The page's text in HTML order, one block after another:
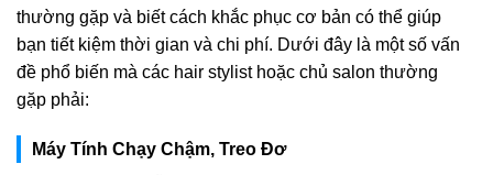
thường gặp và biết cách khắc phục cơ bản có thể giúp
bạn tiết kiệm thời gian và chi phí. Dưới đây là một số vấn
đề phổ biến mà các hair stylist hoặc chủ salon thường
gặp phải:
Máy Tính Chạy Chậm, Treo Đơ